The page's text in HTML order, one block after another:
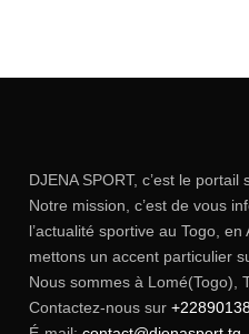
DJENA SPORT, c’est le
Notre mission, c’est de vous
l’actualité sportive au Togo,
mettons un accent particulier
Nous sommes à Lomé(Togo),
Contactez-nous sur